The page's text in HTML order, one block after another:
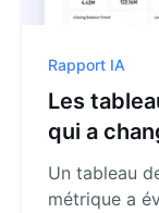
Rapport IA
Les
qui a
explique
Un tableau
métrique a